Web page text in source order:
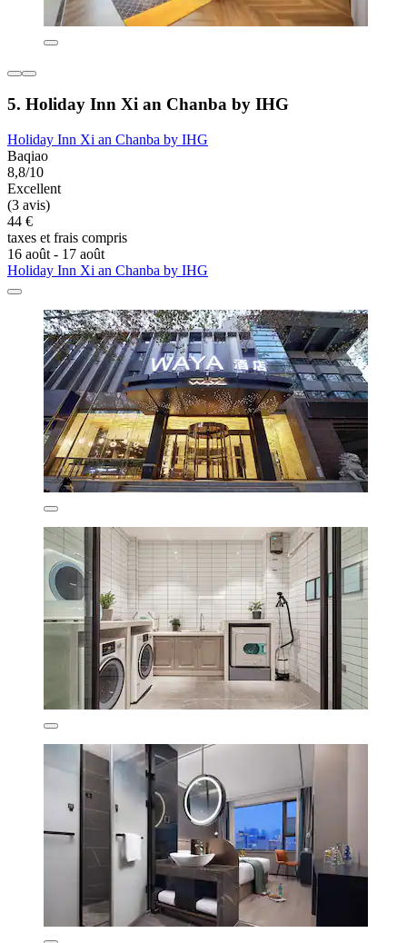
5. Holiday Inn Xi an Chanba by IHG
Holiday Inn Xi an Chanba by IHG
Baqiao
8,8/10
Excellent
(3 avis)
44 €
taxes et frais compris
16 août - 17 août
Holiday Inn Xi an Chanba by IHG